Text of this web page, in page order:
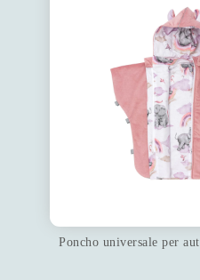
Poncho universale per